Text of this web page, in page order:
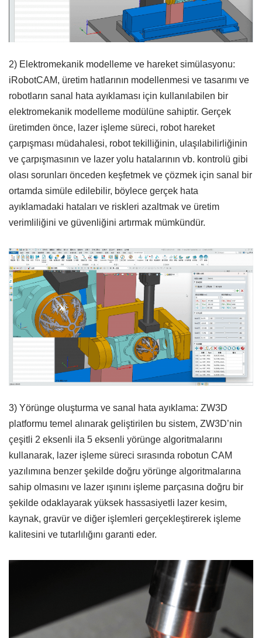
2) Elektromekanik modelleme ve hareket simülasyonu:
iRobotCAM, üretim hatlarının modellenmesi ve tasarımı ve
robotların sanal hata ayıklaması için kullanılabilen bir
elektromekanik modelleme modülüne sahiptir. Gerçek
üretimden önce, lazer işleme süreci, robot hareket
çarpışması müdahalesi, robot tekilliğinin, ulaşılabilirliğinin
ve çarpışmasının ve lazer yolu hatalarının vb. kontrolü gibi
olası sorunları önceden keşfetmek ve çözmek için sanal bir
ortamda simüle edilebilir, böylece gerçek hata
ayıklamadaki hataları ve riskleri azaltmak ve üretim
verimliliğini ve güvenliğini artırmak mümkündür.
3) Yörünge oluşturma ve sanal hata ayıklama: ZW3D
platformu temel alınarak geliştirilen bu sistem, ZW3D’nin
çeşitli 2 eksenli ila 5 eksenli yörünge algoritmalarını
kullanarak, lazer işleme süreci sırasında robotun CAM
yazılımına benzer şekilde doğru yörünge algoritmalarına
sahip olmasını ve lazer ışınını işleme parçasına doğru bir
şekilde odaklayarak yüksek hassasiyetli lazer kesim,
kaynak, gravür ve diğer işlemleri gerçekleştirerek işleme
kalitesini ve tutarlılığını garanti eder.